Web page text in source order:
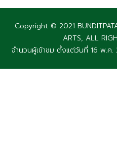
Copyright © 2021
ARTS, ALL
จำนวนผู้เข้าชม ตั้งแต่วันที่ 16 พ.ค.